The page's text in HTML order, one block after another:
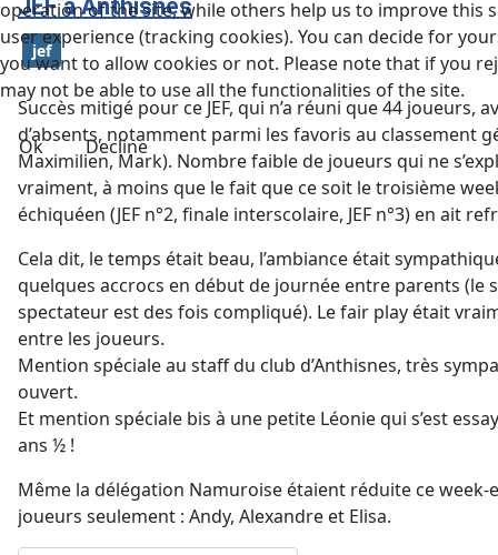
JEF à Anthisnes
jef
Succès mitigé pour ce JEF, qui n’a réuni que 44 joueurs,
d’absents, notamment parmi les favoris au classement
Maximilien, Mark). Nombre faible de joueurs qui ne
vraiment, à moins que le fait que ce soit le troisième
échiquéen (JEF n°2, finale interscolaire, JEF n°3) en ait
Cela dit, le temps était beau, l’ambiance était
quelques accrocs en début de journée entre parents (le
spectateur est des fois compliqué). Le fair play était
entre les joueurs.
Mention spéciale au staff du club d’Anthisnes, très
ouvert.
Et mention spéciale bis à une petite Léonie qui s’est
ans ½ !
Même la délégation Namuroise étaient réduite ce week-
joueurs seulement : Andy, Alexandre et Elisa.
operation of the site, while others help us to improve this
user experience (tracking cookies). You can decide for
you want to allow cookies or not. Please note that if you
may not be able to use all the functionalities of the site.
Ok Decline